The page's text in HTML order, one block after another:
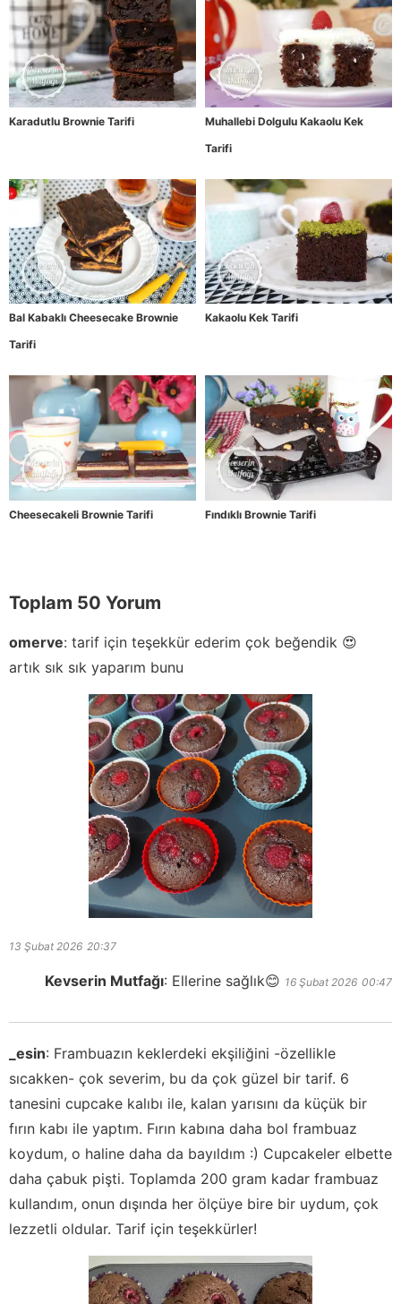
Karadutlu Brownie Tarifi
Muhallebi Dolgulu Kakaolu Kek
Tarifi
Bal Kabaklı Cheesecake Brownie
Tarifi
Kakaolu Kek Tarifi
Cheesecakeli Brownie Tarifi Fındıklı Brownie Tarifi
Toplam 50 Yorum
omerve: tarif için teşekkür ederim çok beğendik 😍
artık sık sık yaparım bunu
13 Şubat 2026 20:37
Kevserin Mutfağı: Ellerine sağlık😊 16 Şubat 2026 00:47
_esin: Frambuazın keklerdeki ekşiliğini -özellikle
sıcakken- çok severim, bu da çok güzel bir tarif. 6
tanesini cupcake kalıbı ile, kalan yarısını da küçük bir
fırın kabı ile yaptım. Fırın kabına daha bol frambuaz
koydum, o haline daha da bayıldım :) Cupcakeler elbette
daha çabuk pişti. Toplamda 200 gram kadar frambuaz
kullandım, onun dışında her ölçüye bire bir uydum, çok
lezzetli oldular. Tarif için teşekkürler!